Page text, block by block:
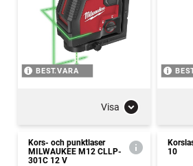
BEST.VARA
Visa
Kors- och punktlaser
MILWAUKEE M12 CLLP-
301C 12 V
10